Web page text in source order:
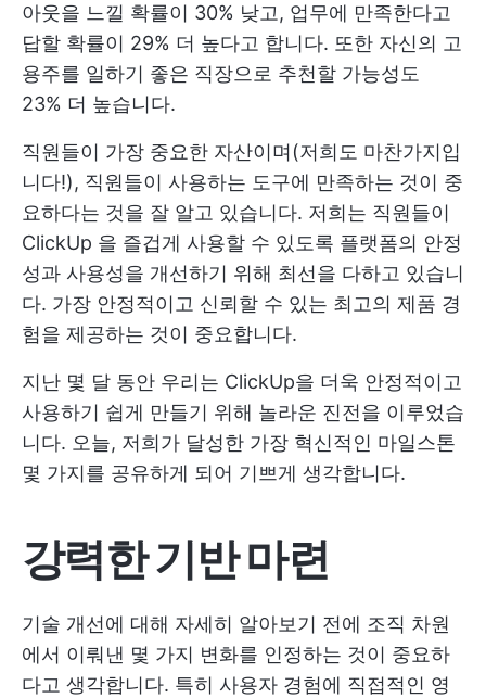
아웃을 느낄 확률이 30% 낮고, 업무에 만족한다고
답할 확률이 29% 더 높다고 합니다. 또한 자신의 고
용주를 일하기 좋은 직장으로 추천할 가능성도
23% 더 높습니다.
직원들이 가장 중요한 자산이며(저희도 마찬가지입
니다!), 직원들이 사용하는 도구에 만족하는 것이 중
요하다는 것을 잘 알고 있습니다. 저희는 직원들이
ClickUp 을 즐겁게 사용할 수 있도록 플랫폼의 안정
성과 사용성을 개선하기 위해 최선을 다하고 있습니
다. 가장 안정적이고 신뢰할 수 있는 최고의 제품 경
험을 제공하는 것이 중요합니다.
지난 몇 달 동안 우리는 ClickUp을 더욱 안정적이고
사용하기 쉽게 만들기 위해 놀라운 진전을 이루었습
니다. 오늘, 저희가 달성한 가장 혁신적인 마일스톤
몇 가지를 공유하게 되어 기쁘게 생각합니다.
강력한 기반 마련
기술 개선에 대해 자세히 알아보기 전에 조직 차원
에서 이뤄낸 몇 가지 변화를 인정하는 것이 중요하
다고 생각합니다. 특히 사용자 경험에 직접적인 영